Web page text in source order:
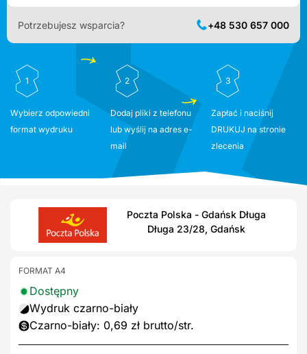
Potrzebujesz wsparcia? +48 530 657 000
1
Wybierz odpowiedni
format wydruku
2
Dodaj pliki z telefonu
lub wyślij na adres e-
mail
3
Zapłać i naciśnij
DRUKUJ na stronie
zlecenia
Poczta Polska - Gdańsk Długa
Długa 23/28, Gdańsk
FORMAT A4
Dostępny
Wydruk czarno-biały
Czarno-biały: 0,69 zł brutto/str.